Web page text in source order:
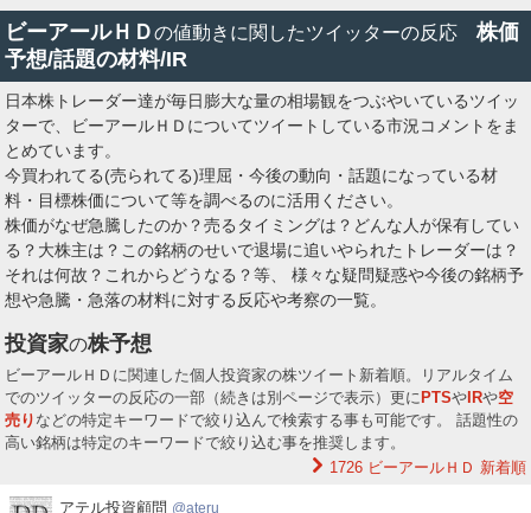
ビーアールＨＤの値動きに関したツイッターの反応 株価
予想/話題の材料/IR
日本株トレーダー達が毎日膨大な量の相場観をつぶやいているツイッ
ターで、ビーアールＨＤについてツイートしている市況コメントをま
とめています。
今買われてる(売られてる)理屈・今後の動向・話題になっている材
料・目標株価について等を調べるのに活用ください。
株価がなぜ急騰したのか？売るタイミングは？どんな人が保有してい
る？大株主は？この銘柄のせいで退場に追いやられたトレーダーは？
それは何故？これからどうなる？等、 様々な疑問疑惑や今後の銘柄予
想や急騰・急落の材料に対する反応や考察の一覧。
投資家の株予想
ビーアールＨＤに関連した個人投資家の株ツイート新着順。リアルタイム
でのツイッターの反応の一部（続きは別ページで表示）更に PTSや IRや空
売り などの特定キーワードで絞り込んで検索する事も可能です。 話題性の
高い銘柄は特定のキーワードで絞り込む事を推奨します。
1726 ビーアールＨＤ 新着順
ア
アテル投資顧問 ateru